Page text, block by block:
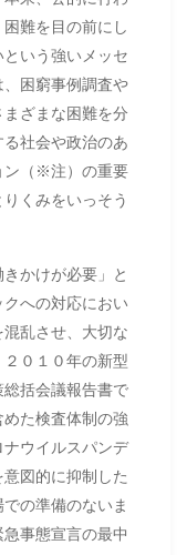
難を目の前にし
いう強いメッセ
困窮事例調査や
ざまな困難を分
社会や政治のあ
ン（※注）の重要
くみをいっそう
かけが必要」と
への対応におい
乱させ、大切な
０１０年の新型
括会議報告書で
た検査体制の強
ウイルスパンデ
図的に抑制した
の準備のないま
事態宣言の最中